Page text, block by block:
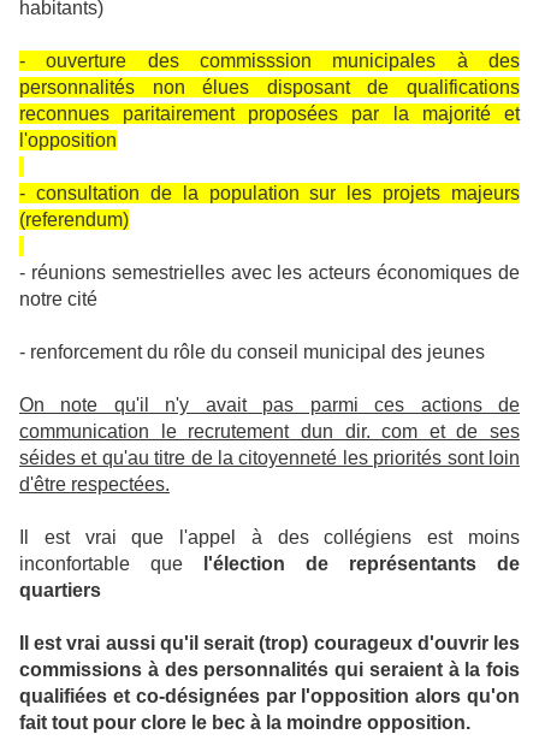
habitants)
- ouverture des commisssion municipales à des
personnalités non élues disposant de qualifications
reconnues paritairement proposées par la majorité et
l'opposition
- consultation de la population sur les projets majeurs
(referendum)
- réunions semestrielles avec les acteurs économiques de
notre cité
- renforcement du rôle du conseil municipal des jeunes
On note qu'il n'y avait pas parmi ces actions de
communication le recrutement dun dir. com et de ses
séides et qu'au titre de la citoyenneté les priorités sont loin
d'être respectées.
Il est vrai que l'appel à des collégiens est moins
inconfortable que
l'élection de représentants de
quartiers
Il est vrai aussi qu'il serait (trop) courageux d'ouvrir les
commissions à des personnalités qui seraient à la fois
qualifiées et co-désignées par l'opposition alors qu'on
fait tout pour clore le bec à la moindre opposition.